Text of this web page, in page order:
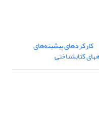
کارکردهای پیشینه‌های
کتابشناختی